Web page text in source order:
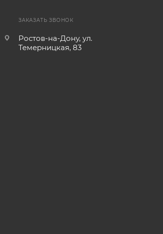
ЗАКАЗАТЬ ЗВОНОК
Ростов-на-Дону, ул.
Темерницкая, 83